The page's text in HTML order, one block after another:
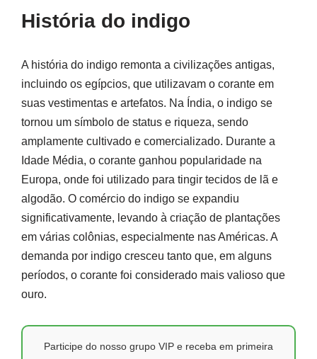
História do indigo
A história do indigo remonta a civilizações antigas,
incluindo os egípcios, que utilizavam o corante em
suas vestimentas e artefatos. Na Índia, o indigo se
tornou um símbolo de status e riqueza, sendo
amplamente cultivado e comercializado. Durante a
Idade Média, o corante ganhou popularidade na
Europa, onde foi utilizado para tingir tecidos de lã e
algodão. O comércio do indigo se expandiu
significativamente, levando à criação de plantações
em várias colônias, especialmente nas Américas. A
demanda por indigo cresceu tanto que, em alguns
períodos, o corante foi considerado mais valioso que
ouro.
Participe do nosso grupo VIP e receba em primeira